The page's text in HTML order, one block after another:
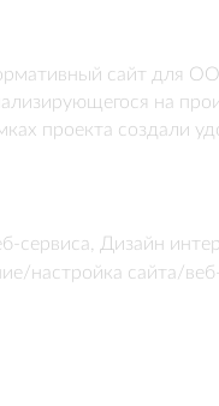
сайт для
на
проекта создали
сервиса, Дизайн
настройка сайта/